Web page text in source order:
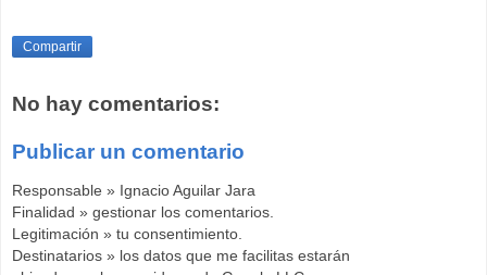
Compartir
No hay comentarios:
Publicar un comentario
Responsable » Ignacio Aguilar Jara
Finalidad » gestionar los comentarios.
Legitimación » tu consentimiento.
Destinatarios » los datos que me facilitas estarán